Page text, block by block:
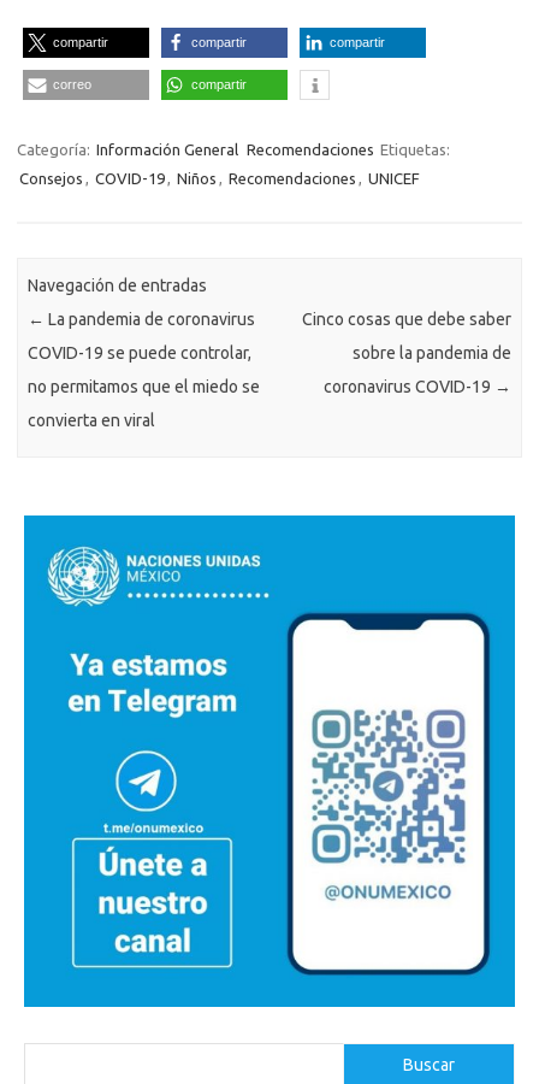
compartir compartir compartir
correo compartir
Categoría: Información General Recomendaciones Etiquetas:
Consejos , COVID-19, Niños , Recomendaciones , UNICEF
Navegación de entradas
← La pandemia de coronavirus
COVID-19 se puede controlar,
no permitamos que el miedo se
convierta en viral
Cinco cosas que debe saber
sobre la pandemia de
coronavirus COVID-19 →
Buscar